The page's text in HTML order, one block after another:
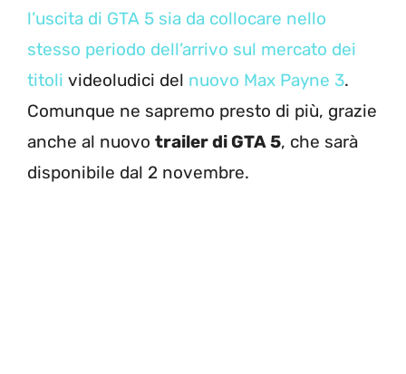
l’uscita di GTA 5 sia da collocare nello
stesso periodo dell’arrivo sul mercato dei
titoli videoludici del nuovo Max Payne 3.
Comunque ne sapremo presto di più, grazie
anche al nuovo trailer di GTA 5, che sarà
disponibile dal 2 novembre.